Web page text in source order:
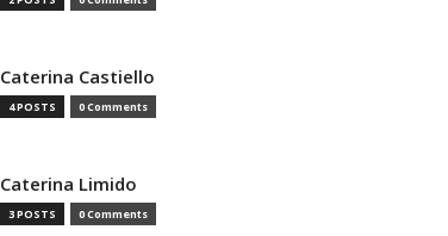
Caterina Castiello
4 POSTS 0 Comments
Caterina Limido
3 POSTS 0 Comments